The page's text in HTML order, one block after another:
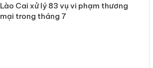
Lào Cai xử lý 83 vụ vi phạm thương
mại trong tháng 7